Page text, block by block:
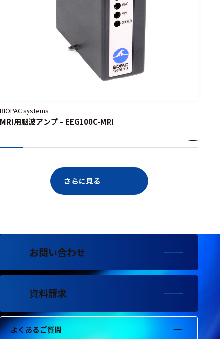
BIOPAC systems
MRI用脳波アンプ – EEG100C-MRI
さらに見る
お問い合わせ
資料請求
よくあるご質問